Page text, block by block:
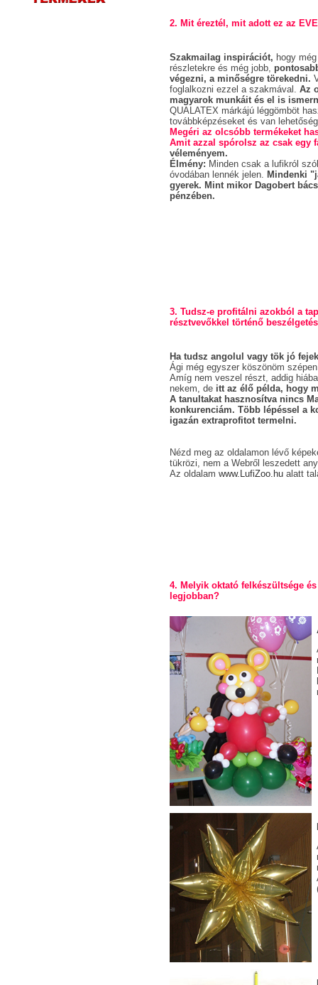
2. Mit éreztél, mit adott ez az
Szakmailag inspirációt, hogy
részletekre és még jobb,
végezni, a minőségre törekedni.
foglalkozni ezzel a szakmával. Az
magyarok munkáit és el is
QUALATEX márkájú léggömböt
továbbképzéseket és van
Megéri az olcsóbb termékeket
Amit azzal spórolsz az csak egy
véleményem.
Élmény: Minden csak a lufikról
óvodában lennék jelen. Mindenki
gyerek. Mint mikor Dagobert
pénzében.
3. Tudsz-e profitálni azokból a
résztvevőkkel történő
Ha tudsz angolul vagy tök jó
Ági még egyszer köszönöm
Amíg nem veszel részt, addig
nekem, de itt az élő példa, hogy
A tanultakat hasznosítva nincs
konkurenciám. Több lépéssel a
igazán extraprofitot termelni.
Nézd meg az oldalamon lévő
tükrözi, nem a Webről leszedett
Az oldalam www.LufiZoo.hu alatt
4. Melyik oktató felkészültsége
legjobban?